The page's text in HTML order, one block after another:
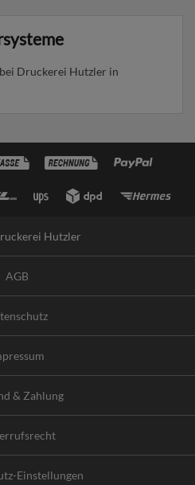
Druckerei Hutzler in
Hutzler
AGB
& Zahlung
Einstellungen